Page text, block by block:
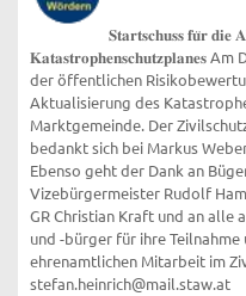
𝐒𝐭𝐚𝐫𝐭𝐬𝐜𝐡𝐮𝐬𝐬 𝐟𝐮̈𝐫 𝐝𝐢𝐞
𝐊𝐚𝐭𝐚𝐬𝐭𝐫𝐨𝐩𝐡𝐞𝐧𝐬𝐜𝐡𝐮𝐭𝐳𝐩𝐥𝐚𝐧𝐞𝐬 Am Dienstag, 28. 4. 2026, erfolgte mit
der öffentlichen
Aktualisierung des
Marktgemeinde. Der Zivilschutzbeauftragte GR Stefan Heinrich
bedankt sich bei Markus
Ebenso geht der Dank an
Vizebürgermeister Rudolf Hammer, den
GR Christian Kraft und an alle
und -bürger für ihre Teilnahme und
ehrenamtlichen Mitarbeit im
stefan.heinrich@mail.staw.at